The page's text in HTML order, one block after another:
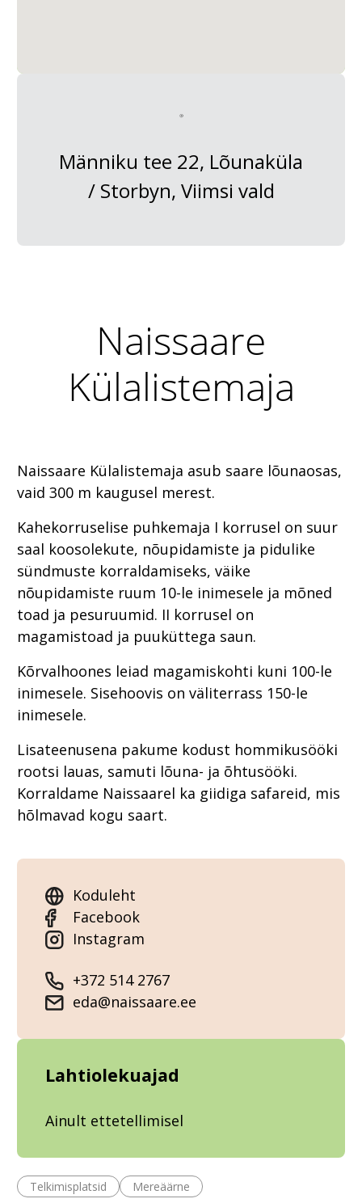
Männiku tee 22, Lõunaküla
/ Storbyn, Viimsi vald
Naissaare
Külalistemaja
Naissaare Külalistemaja asub saare lõunaosas,
vaid 300 m kaugusel merest.
Kahekorruselise puhkemaja I korrusel on suur
saal koosolekute, nõupidamiste ja pidulike
sündmuste korraldamiseks, väike
nõupidamiste ruum 10-le inimesele ja mõned
toad ja pesuruumid. II korrusel on
magamistoad ja puuküttega saun.
Kõrvalhoones leiad magamiskohti kuni 100-le
inimesele. Sisehoovis on väliterrass 150-le
inimesele.
Lisateenusena pakume kodust hommikusööki
rootsi lauas, samuti lõuna- ja õhtusööki.
Korraldame Naissaarel ka giidiga safareid, mis
hõlmavad kogu saart.
Koduleht
Facebook
Instagram
+372 514 2767
eda@naissaare.ee
Lahtiolekuajad
Ainult ettetellimisel
Telkimisplatsid Mereäärne